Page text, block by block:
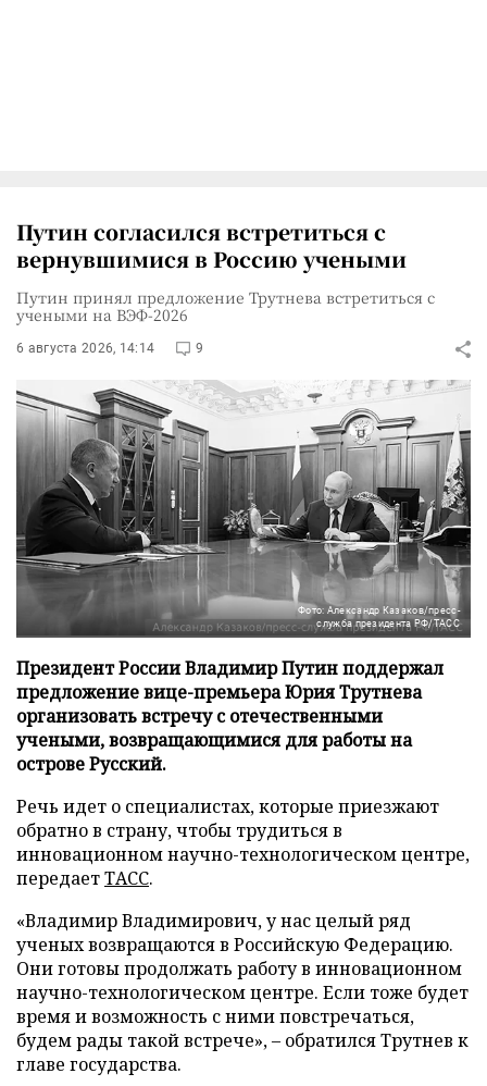
Путин согласился встретиться с
вернувшимися в Россию учеными
Путин принял предложение Трутнева встретиться с
учеными на ВЭФ-2026
6 августа 2026, 14:14 9
Фото: Александр Казаков/пресс-
служба президента РФ/ТАСС
Президент России Владимир Путин поддержал
предложение вице-премьера Юрия Трутнева
организовать встречу с отечественными
учеными, возвращающимися для работы на
острове Русский.
Речь идет о специалистах, которые приезжают
обратно в страну, чтобы трудиться в
инновационном научно-технологическом центре,
передаетТАСС.
«Владимир Владимирович, у нас целый ряд
ученых возвращаются в Российскую Федерацию.
Они готовы продолжать работу в инновационном
научно-технологическом центре. Если тоже будет
время и возможность с ними повстречаться,
будем рады такой встрече», – обратился Трутнев к
главе государства.